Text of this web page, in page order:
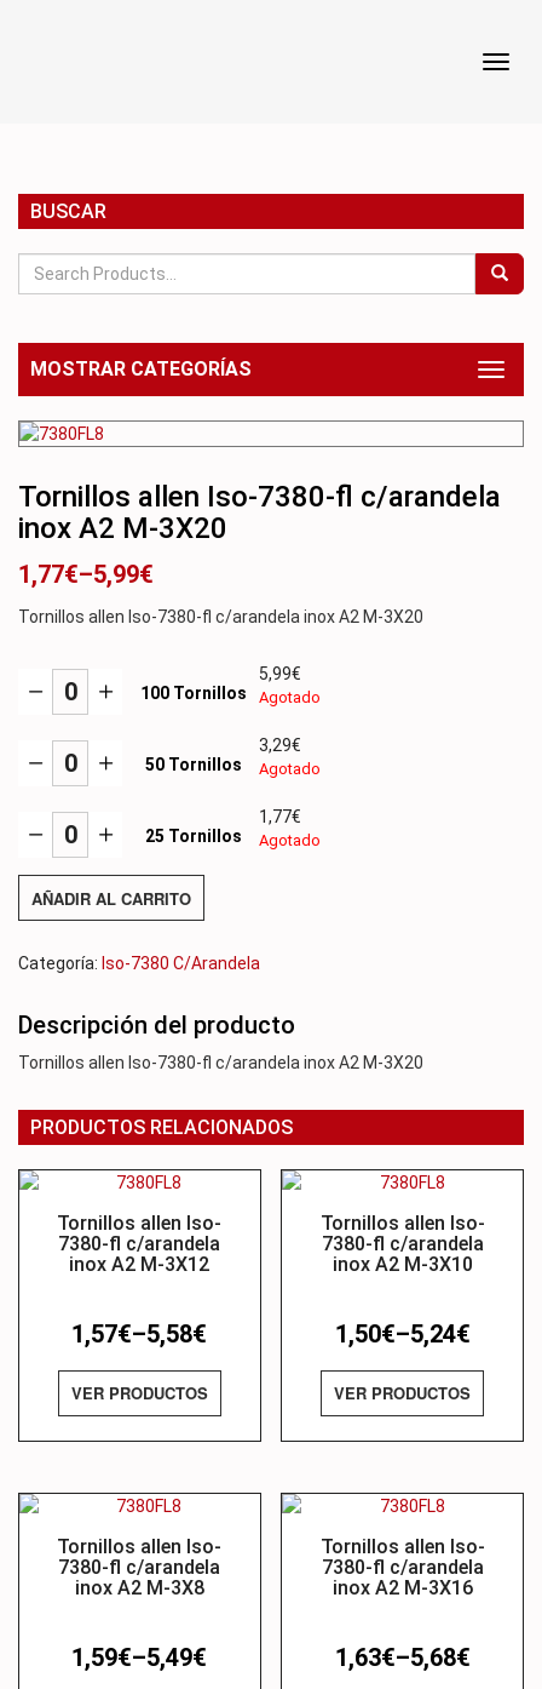
BUSCAR
MOSTRAR CATEGORÍAS
Toggle
Tornillos allen Iso-7380-fl c/arandela
inox A2 M-3X20
1,77€–5,99€
Tornillos allen Iso-7380-fl c/arandela inox A2 M-3X20
100 Tornillos
5,99€
Agotado
50 Tornillos
3,29€
Agotado
25 Tornillos
1,77€
Agotado
AÑADIR AL CARRITO
Categoría: Iso-7380 C/Arandela
Descripción del producto
Tornillos allen Iso-7380-fl c/arandela inox A2 M-3X20
PRODUCTOS RELACIONADOS
Tornillos allen Iso-
7380-fl c/arandela
inox A2 M-3X12
1,57€–5,58€
VER PRODUCTOS
Tornillos allen Iso-
7380-fl c/arandela
inox A2 M-3X10
1,50€–5,24€
VER PRODUCTOS
Tornillos allen Iso-
7380-fl c/arandela
inox A2 M-3X8
1,59€–5,49€
Tornillos allen Iso-
7380-fl c/arandela
inox A2 M-3X16
1,63€–5,68€